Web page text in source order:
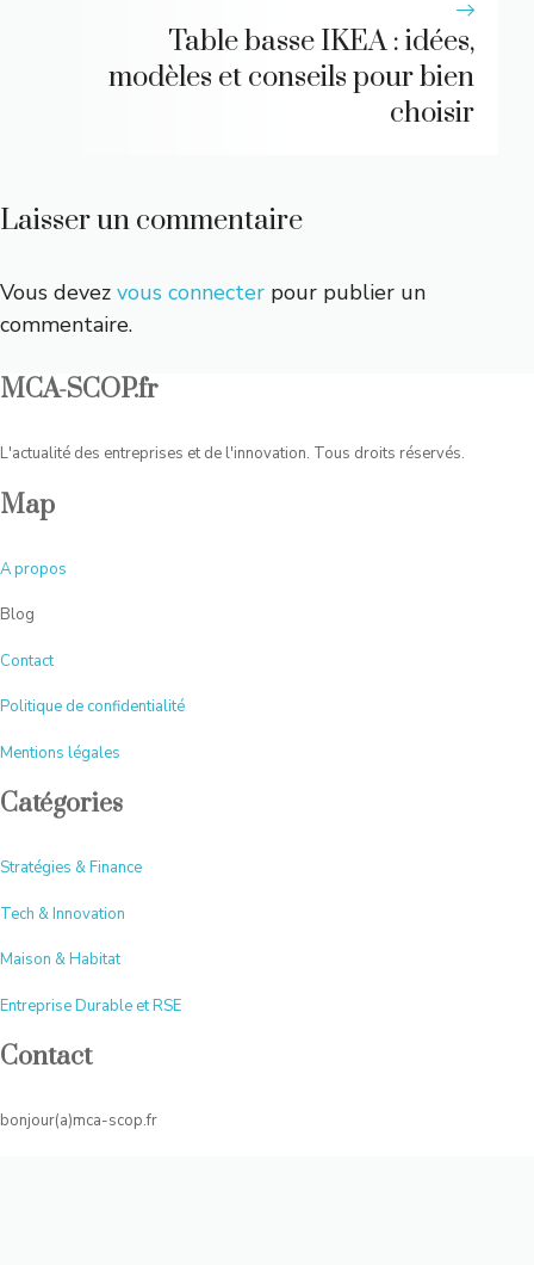
Table basse IKEA : idées,
modèles et conseils pour bien
choisir
Laisser un commentaire
Vous devez vous connecter pour publier un
commentaire.
MCA-SCOP.fr
L'actualité des entreprises et de l'innovation. Tous droits réservés.
Map
Apropos
Blog
Contact
Politique de confidentialité
Mentions légales
Catégories
Stratégies & Finance
Tech & Innovation
Maison & Habitat
Entreprise Durable et RSE
Contact
bonjour(a)mca-scop.fr